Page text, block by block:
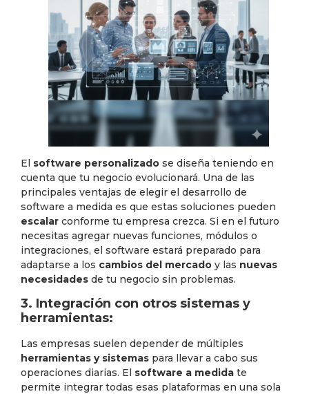
El software personalizado se diseña teniendo en
cuenta que tu negocio evolucionará. Una de las
principales ventajas de elegir el desarrollo de
software a medida es que estas soluciones pueden
escalar conforme tu empresa crezca. Si en el futuro
necesitas agregar nuevas funciones, módulos o
integraciones, el software estará preparado para
adaptarse a los cambios del mercado y las nuevas
necesidades de tu negocio sin problemas.
3. Integración con otros sistemas y
herramientas:
Las empresas suelen depender de múltiples
herramientas y sistemas para llevar a cabo sus
operaciones diarias. El software a medida te
permite integrar todas esas plataformas en una sola